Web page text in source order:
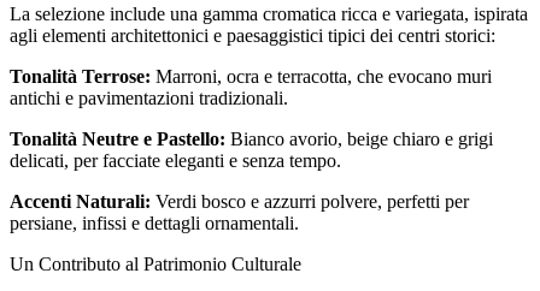
La selezione include una gamma cromatica ricca e variegata, ispirata
agli elementi architettonici e paesaggistici tipici dei centri storici:
Tonalità Terrose: Marroni, ocra e terracotta, che evocano muri
antichi e pavimentazioni tradizionali.
Tonalità Neutre e Pastello: Bianco avorio, beige chiaro e grigi
delicati, per facciate eleganti e senza tempo.
Accenti Naturali: Verdi bosco e azzurri polvere, perfetti per
persiane, infissi e dettagli ornamentali.
Un Contributo al Patrimonio Culturale